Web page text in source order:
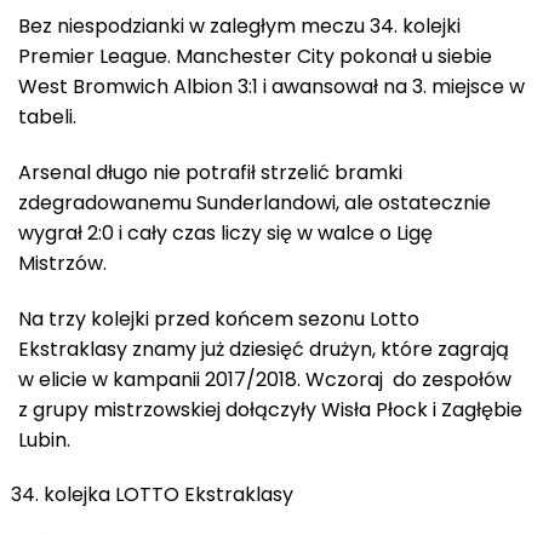
Bez niespodzianki w zaległym meczu 34. kolejki
Premier League. Manchester City pokonał u siebie
West Bromwich Albion 3:1 i awansował na 3. miejsce w
tabeli.
Arsenal długo nie potrafił strzelić bramki
zdegradowanemu Sunderlandowi, ale ostatecznie
wygrał 2:0 i cały czas liczy się w walce o Ligę
Mistrzów.
Na trzy kolejki przed końcem sezonu Lotto
Ekstraklasy znamy już dziesięć drużyn, które zagrają
w elicie w kampanii 2017/2018. Wczoraj do zespołów
z grupy mistrzowskiej dołączyły Wisła Płock i Zagłębie
Lubin.
kolejka LOTTO Ekstraklasy